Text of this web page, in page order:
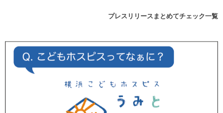
プレスリリースまとめてチェック一覧